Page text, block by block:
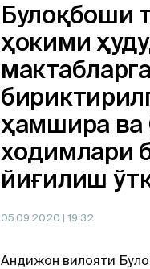
Булоқбоши
ҳокими
мактабларга
ҳамшира
ходимлари
йиғилиш
05.09.2020 | 19:32
Aндижон вилояти